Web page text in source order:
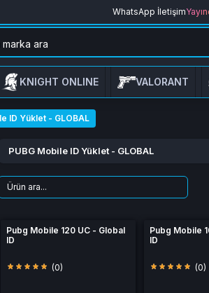
WhatsApp İletişim
KNIGHT ONLINE VALORANT
ID Yüklet - GLOBAL
PUBG Mobile ID Yüklet - GLOBAL
Pubg Mobile 120 UC - Global
ID
(0)
Pubg Mobile
ID
(0)